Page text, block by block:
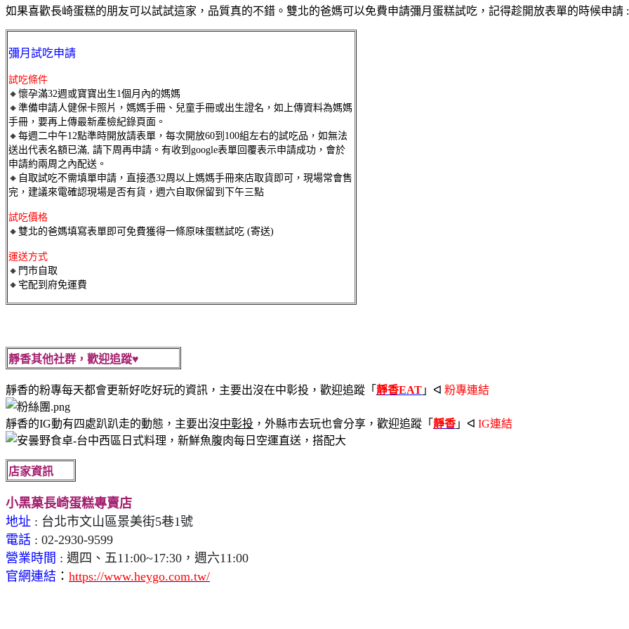
如果喜歡長崎蛋糕的朋友可以試試這家，品質真的不錯。雙北的爸媽可以免費申請彌月蛋糕試吃，記得趁開放表單的時候申請 :
彌月試吃申請
試吃條件
🔸懷孕滿32週或寶寶出生1個月內的媽媽
🔸準備申請人健保卡照片，媽媽手冊、兒童手冊或出生證名，如上傳資料為媽媽
手冊，要再上傳最新產檢紀錄頁面。
🔸每週二中午12點準時開放請表單，每次開放60到100組左右的試吃品，如無法
送出代表名額已滿, 請下周再申請。有收到google表單回覆表示申請成功，會於
申請約兩周之內配送。
🔸自取試吃不需填單申請，直接憑32周以上媽媽手冊來店取貨即可，現場常會售
完，建議來電確認現場是否有貨，週六自取保留到下午三點
試吃價格
🔸雙北的爸媽填寫表單即可免費獲得一條原味蛋糕試吃 (寄送)
運送方式
🔸門市自取
🔸宅配到府免運費
靜香其他社群，歡迎追蹤♥
靜香的粉專每天都會更新好吃好玩的資訊，主要出沒在中彰投，歡迎追蹤「 靜香EAT 」ᐊ 粉專連結
靜香的IG動有四處趴趴走的動態，主要出沒中彰投 ，外縣市去玩也會分享，歡迎追蹤「 靜香 」ᐊ IG連結
店家資訊
小黑菓長崎蛋糕專賣店
地址 : 台北市文山區景美街5巷1號
電話 : 02-2930-9599
營業時間 : 週四、五11:00~17:30，週六11:00
官網連結 ： https://www.heygo.com.tw/